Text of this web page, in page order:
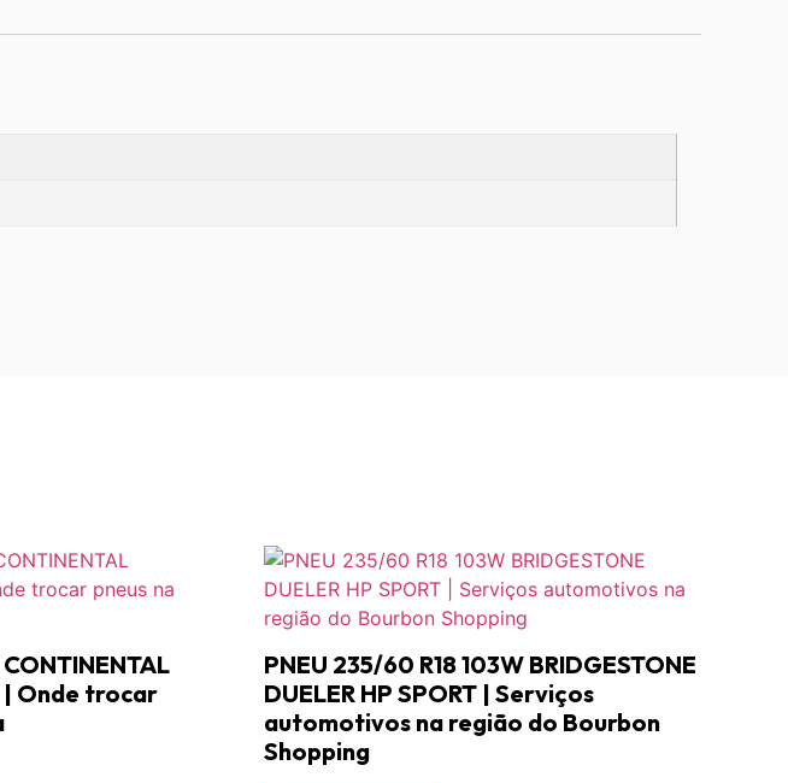
| Onde trocar
PNEU 235/60 R18 103W BRIDGESTONE
DUELER HP SPORT | Serviços
automotivos na região do Bourbon
Shopping